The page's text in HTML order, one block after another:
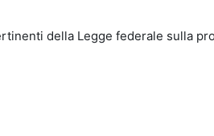
della Legge federale sulla